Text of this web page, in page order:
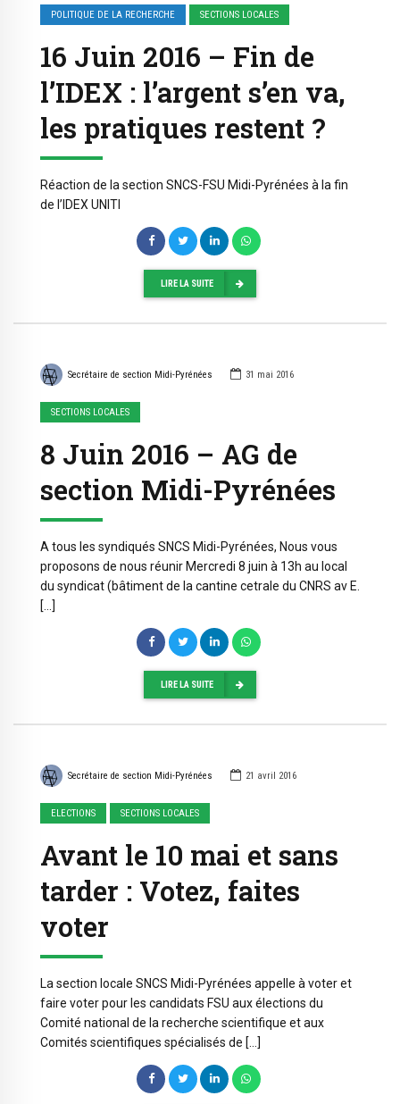
POLITIQUE DE LA RECHERCHE SECTIONS LOCALES
16 Juin 2016 – Fin de
l’IDEX : l’argent s’en va,
les pratiques restent ?
Réaction de la section SNCS-FSU Midi-Pyrénées à la fin
de l’IDEX UNITI
LIRE LA SUITE
Secrétaire de section Midi-Pyrénées 31 mai 2016
SECTIONS LOCALES
8 Juin 2016 – AG de
section Midi-Pyrénées
A tous les syndiqués SNCS Midi-Pyrénées, Nous vous
proposons de nous réunir Mercredi 8 juin à 13h au local
du syndicat (bâtiment de la cantine cetrale du CNRS av E.
[…]
LIRE LA SUITE
Secrétaire de section Midi-Pyrénées 21 avril 2016
ELECTIONS SECTIONS LOCALES
Avant le 10 mai et sans
tarder : Votez, faites
voter
La section locale SNCS Midi-Pyrénées appelle à voter et
faire voter pour les candidats FSU aux élections du
Comité national de la recherche scientifique et aux
Comités scientifiques spécialisés de […]